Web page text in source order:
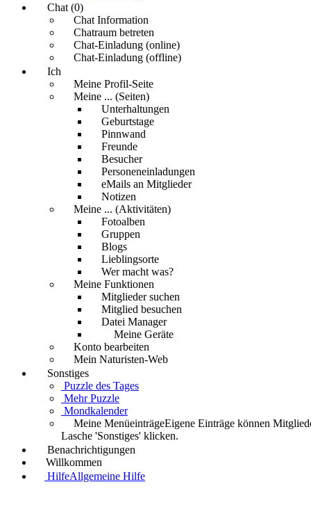
Chat (0)
Chat Information
Chatraum betreten
Chat-Einladung (online)
Chat-Einladung (offline)
Ich
Meine Profil-Seite
Meine ... (Seiten)
Unterhaltungen
Geburtstage
Pinnwand
Freunde
Besucher
Personeneinladungen
eMails an Mitglieder
Notizen
Meine ... (Aktivitäten)
Fotoalben
Gruppen
Blogs
Lieblingsorte
Wer macht was?
Meine Funktionen
Mitglieder suchen
Mitglied besuchen
Datei Manager
Meine Geräte
Konto bearbeiten
Mein Naturisten-Web
Sonstiges
Puzzle des Tages
Mehr Puzzle
Mondkalender
Meine MenüeinträgeEigene Einträge können
Lasche 'Sonstiges' klicken.
Benachrichtigungen
Willkommen
HilfeAllgemeine Hilfe